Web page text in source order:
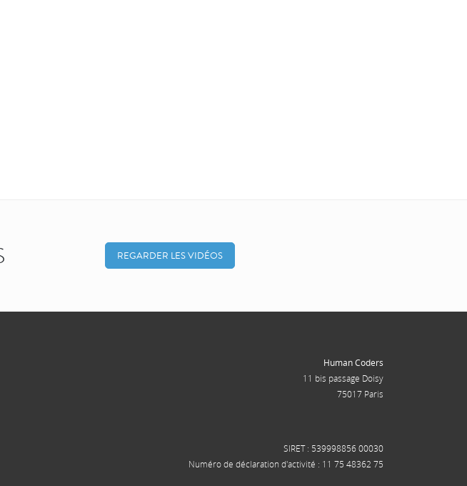
REGARDER LES VIDÉOS
Human Coders
11 bis passage Doisy
75017 Paris
SIRET : 539998856 00030
Numéro de déclaration d'activité : 11 75 48362 75